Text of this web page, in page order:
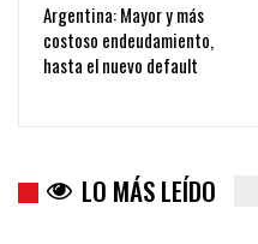
Argentina: Mayor y más
costoso endeudamiento,
hasta el nuevo default
LO MÁS LEÍDO